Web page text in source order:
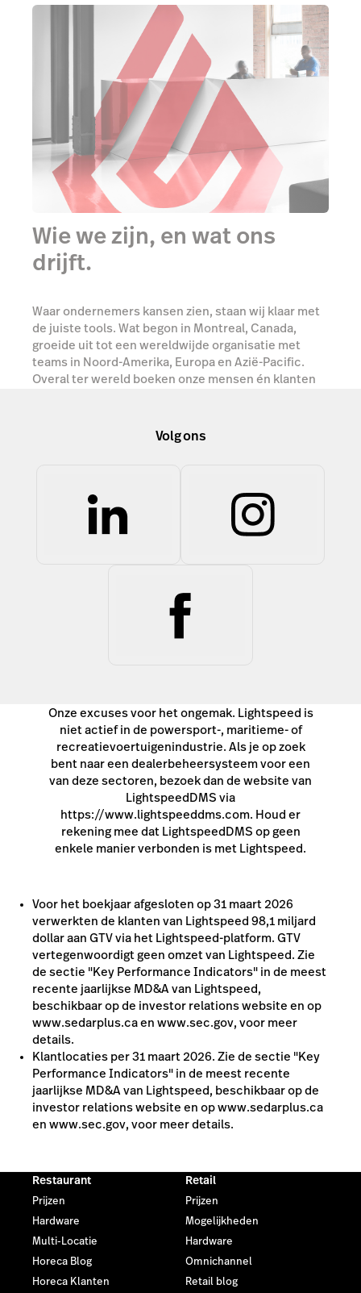
Wie we zijn, en wat ons
drijft.
Waar ondernemers kansen zien, staan wij klaar met
de juiste tools. Wat begon in Montreal, Canada,
groeide uit tot een wereldwijde organisatie met
teams in Noord-Amerika, Europa en Azië-Pacific.
Overal ter wereld boeken onze mensen én klanten
Volg ons
Onze excuses voor het ongemak. Lightspeed is
niet actief in de powersport-, maritieme- of
recreatievoertuigenindustrie. Als je op zoek
bent naar een dealerbeheersysteem voor een
van deze sectoren, bezoek dan de website van
LightspeedDMS via
https://www.lightspeeddms.com. Houd er
rekening mee dat LightspeedDMS op geen
enkele manier verbonden is met Lightspeed.
Voor het boekjaar afgesloten op 31 maart 2026
verwerkten de klanten van Lightspeed 98,1 miljard
dollar aan GTV via het Lightspeed-platform. GTV
vertegenwoordigt geen omzet van Lightspeed. Zie
de sectie "Key Performance Indicators" in de meest
recente jaarlijkse MD&A van Lightspeed,
beschikbaar op de investor relations website en op
www.sedarplus.ca en www.sec.gov, voor meer
details.
Klantlocaties per 31 maart 2026. Zie de sectie "Key
Performance Indicators" in de meest recente
jaarlijkse MD&A van Lightspeed, beschikbaar op de
investor relations website en op www.sedarplus.ca
en www.sec.gov, voor meer details.
Restaurant
Prijzen
Hardware
Multi-Locatie
Horeca Blog
Horeca Klanten
Retail
Prijzen
Mogelijkheden
Hardware
Omnichannel
Retail blog